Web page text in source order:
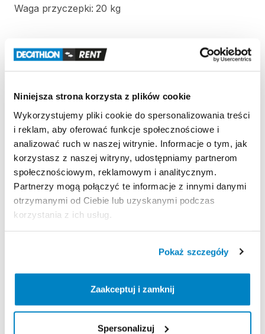
Niniejsza strona korzysta z plików cookie
Wykorzystujemy pliki cookie do spersonalizowania treści
i reklam, aby oferować funkcje społecznościowe i
analizować ruch w naszej witrynie. Informacje o tym, jak
korzystasz z naszej witryny, udostępniamy partnerom
społecznościowym, reklamowym i analitycznym.
Partnerzy mogą połączyć te informacje z innymi danymi
otrzymanymi od Ciebie lub uzyskanymi podczas
korzystania z ich usług.
Pokaż szczegóły
Zaakceptuj i zamknij
Spersonalizuj
Waga przyczepki: 20 kg
Strona produktu w sklepie
Zasady wypożyczenia
REGULAMIN
Regulamin wypożyczalni
KAUCJA
Nie pobieramy kaucji za wypożyczenie tego
produktu
ODBIÓR I ZWROT SPRZĘTU
Poniedziałek: 9:00 - 21:00
Wtorek: 9:00 - 21:00
Środa: 9:00 - 21:00